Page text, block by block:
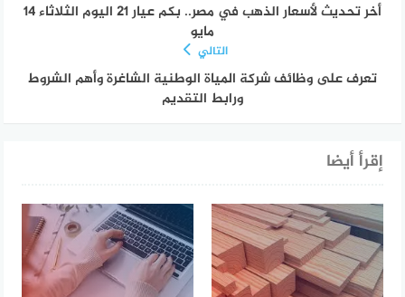
أخر تحديث لأسعار الذهب في مصر.. بكم عيار 21 اليوم الثلاثاء 14
مايو
التالي
تعرف على وظائف شركة المياة الوطنية الشاغرة وأهم الشروط
ورابط التقديم
إقرأ أيضا